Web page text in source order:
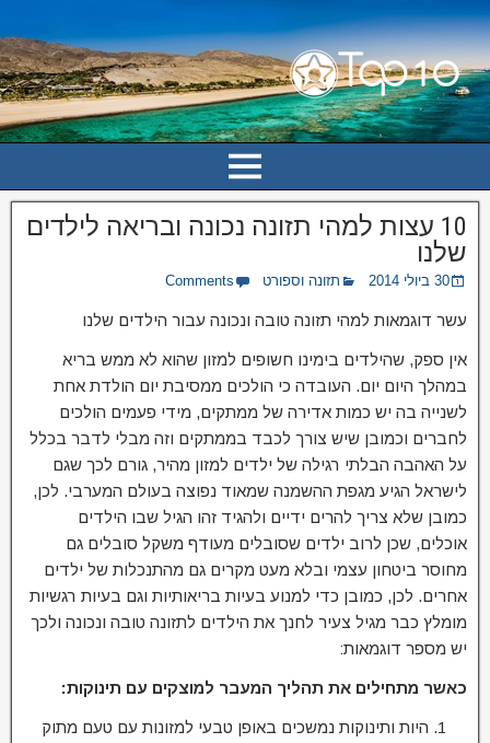
10 עצות למהי תזונה נכונה ובריאה לילדים
שלנו
30 ביולי 2014 תזונה וספורט Comments
עשר דוגמאות למהי תזונה טובה ונכונה עבור הילדים שלנו
אין ספק, שהילדים בימינו חשופים למזון שהוא לא ממש בריא
במהלך היום יום. העובדה כי הולכים ממסיבת יום הולדת אחת
לשנייה בה יש כמות אדירה של ממתקים, מידי פעמים הולכים
לחברים וכמובן שיש צורך לכבד בממתקים וזה מבלי לדבר בכלל
על האהבה הבלתי רגילה של ילדים למזון מהיר, גורם לכך שגם
לישראל הגיע מגפת ההשמנה שמאוד נפוצה בעולם המערבי. לכן,
כמובן שלא צריך להרים ידיים ולהגיד זהו הגיל שבו הילדים
אוכלים, שכן לרוב ילדים שסובלים מעודף משקל סובלים גם
מחוסר ביטחון עצמי ובלא מעט מקרים גם מהתנכלות של ילדים
אחרים. לכן, כמובן כדי למנוע בעיות בריאותיות וגם בעיות רגשיות
מומלץ כבר מגיל צעיר לחנך את הילדים לתזונה טובה ונכונה ולכך
יש מספר דוגמאות:
כאשר מתחילים את תהליך המעבר למוצקים עם תינוקות:
היות ותינוקות נמשכים באופן טבעי למזונות עם טעם מתוק